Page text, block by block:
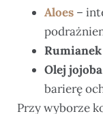
Aloes –
Rumianek
Olej jojoba
barierę
Przy wyborze